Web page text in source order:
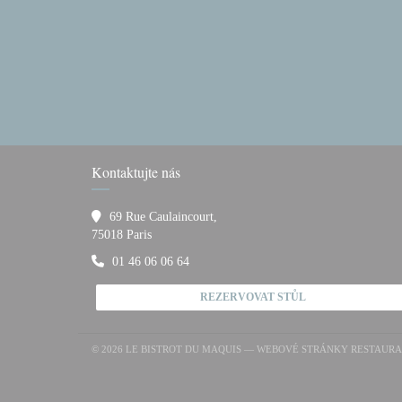
Kontaktujte nás
69 Rue Caulaincourt,
75018 Paris((otevře se v novém okně))
01 46 06 06 64
REZERVOVAT STŮL
© 2026 LE BISTROT DU MAQUIS — WEBOVÉ STRÁNKY